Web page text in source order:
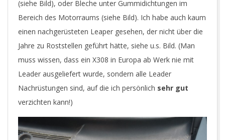
(siehe Bild), oder Bleche unter Gummidichtungen im
Bereich des Motorraums (siehe Bild). Ich habe auch kaum
einen nachgerüsteten Leaper gesehen, der nicht über die
Jahre zu Roststellen geführt hätte, siehe u.s. Bild. (Man
muss wissen, dass ein X308 in Europa ab Werk nie mit
Leader ausgeliefert wurde, sondern alle Leader
Nachrüstungen sind, auf die ich persönlich sehr gut
verzichten kann!)